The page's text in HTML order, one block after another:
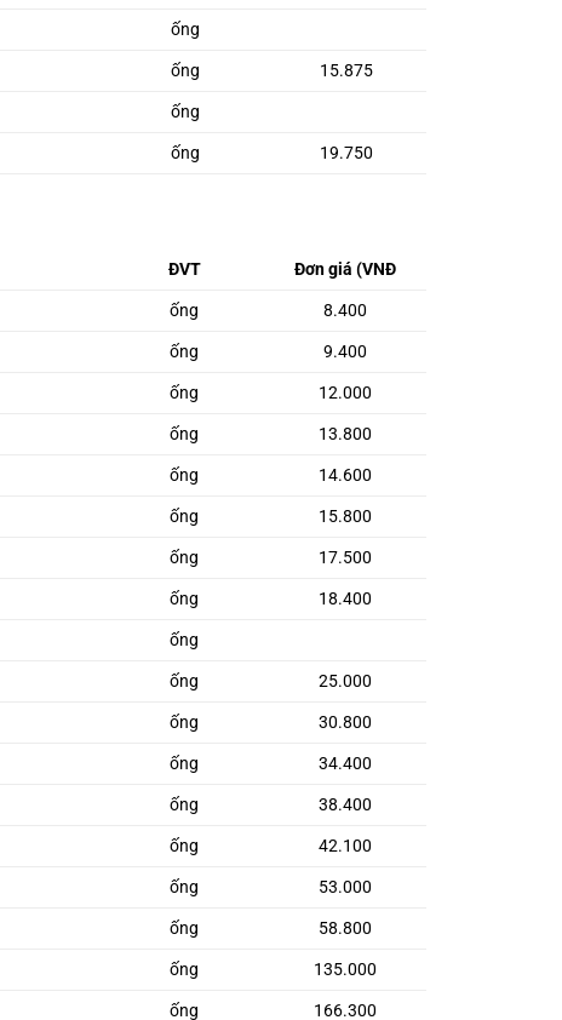
ống
ống 15.875
ống
ống 19.750
ĐVT Đơn giá (VNĐ
ống 8.400
ống 9.400
ống 12.000
ống 13.800
ống 14.600
ống 15.800
ống 17.500
ống 18.400
ống
ống 25.000
ống 30.800
ống 34.400
ống 38.400
ống 42.100
ống 53.000
ống 58.800
ống 135.000
ống 166.300